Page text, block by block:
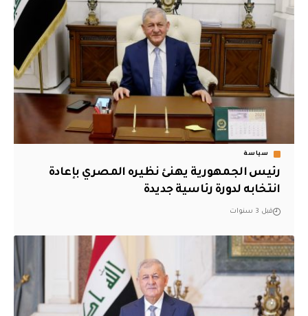
سياسة
رئيس الجمهورية يهنئ نظيره المصري بإعادة
انتخابه لدورة رئاسية جديدة
قبل 3 سنوات